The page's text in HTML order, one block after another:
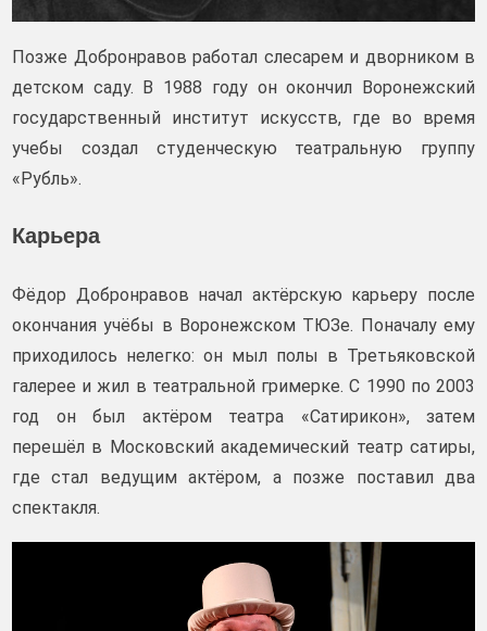
Позже Добронравов работал слесарем и дворником в
детском саду. В 1988 году он окончил Воронежский
государственный институт искусств, где во время
учебы создал студенческую театральную группу
«Рубль».
Карьера
Фёдор Добронравов начал актёрскую карьеру после
окончания учёбы в Воронежском ТЮЗе. Поначалу ему
приходилось нелегко: он мыл полы в Третьяковской
галерее и жил в театральной гримерке. С 1990 по 2003
год он был актёром театра «Сатирикон», затем
перешёл в Московский академический театр сатиры,
где стал ведущим актёром, а позже поставил два
спектакля.